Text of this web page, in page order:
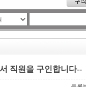
직원을 구인합니다--